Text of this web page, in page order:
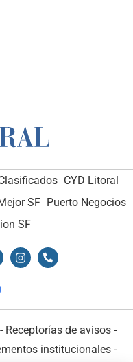
CYD Litoral
SF Puerto Negocios
SF
- Receptorías de avisos -
institucionales-